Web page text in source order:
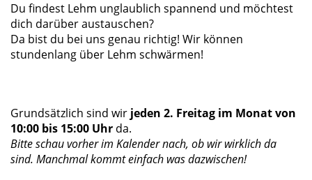
Du findest Lehm unglaublich spannend und möchtest
dich darüber austauschen?
Da bist du bei uns genau richtig! Wir können
stundenlang über Lehm schwärmen!
Grundsätzlich sind wir jeden 2. Freitag im Monat von
10:00 bis 15:00 Uhr da.
Bitte schau vorher im Kalender nach, ob wir wirklich da
sind. Manchmal kommt einfach was dazwischen!